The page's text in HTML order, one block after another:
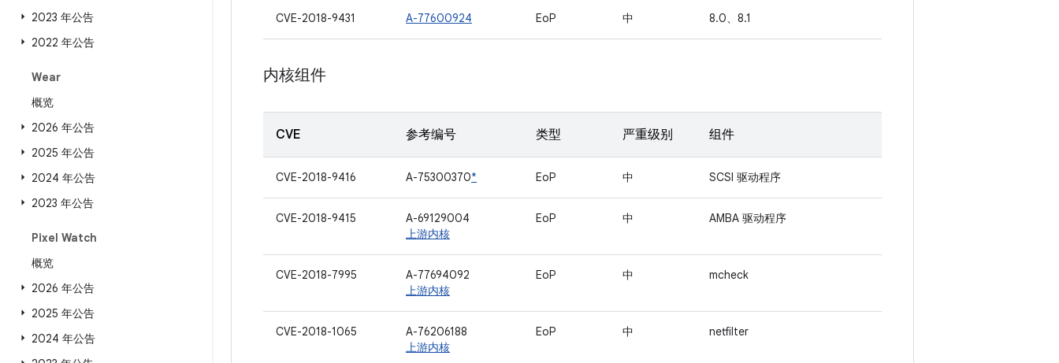
2023 年公告
2022 年公告
Wear
概览
2026 年公告
2025 年公告
2024 年公告
2023 年公告
Pixel Watch
概览
2026 年公告
2025 年公告
2024 年公告
CVE-2018-9431 A-77600924 EoP 中 8.0、8.1
内核组件
CVE 参考编号 类型 严重级别 组件
CVE-2018-9416 A-75300370* EoP 中 SCSI 驱动程序
CVE-2018-9415
A-69129004
上游内核
EoP 中 AMBA 驱动程序
CVE-2018-7995
A-77694092
上游内核
EoP 中 mcheck
CVE-2018-1065
A-76206188
上游内核
EoP 中 netfilter